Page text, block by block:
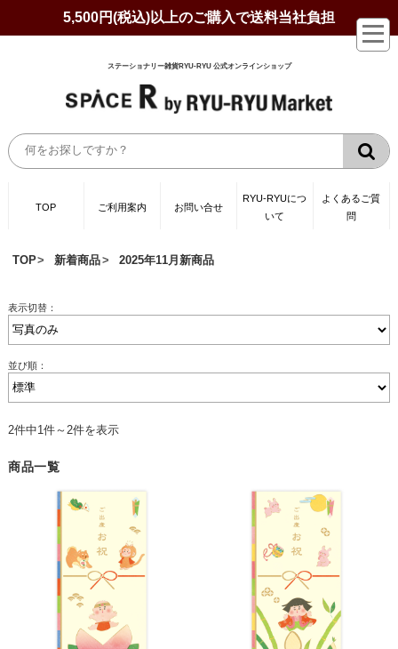
5,500円(税込)以上のご購入で送料当社負担
ステーショナリー雑貨RYU-RYU 公式オンラインショップ
TOP ご利用案内 お問い合せ
RYU-RYUにつ
いて
よくあるご質
問
TOP 新着商品 2025年11月新商品
表示切替：
並び順：
2件中1件～2件を表示
商品一覧